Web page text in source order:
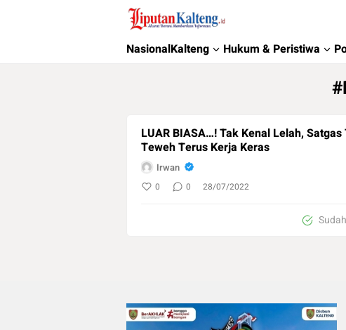
Liputan Kalteng
Akurat, Terpercaya & Independent
NasionalKalteng Hukum & Peristiwa
LUAR BIASA…! Tak Kenal Lelah, Satgas TMMD Ke 114 Kodim 1013 / Muara
Teweh Terus Kerja Keras
Irwan
0 0 28/07/2022